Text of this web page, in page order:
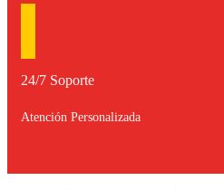
24/7 Soporte
Atención Personalizada